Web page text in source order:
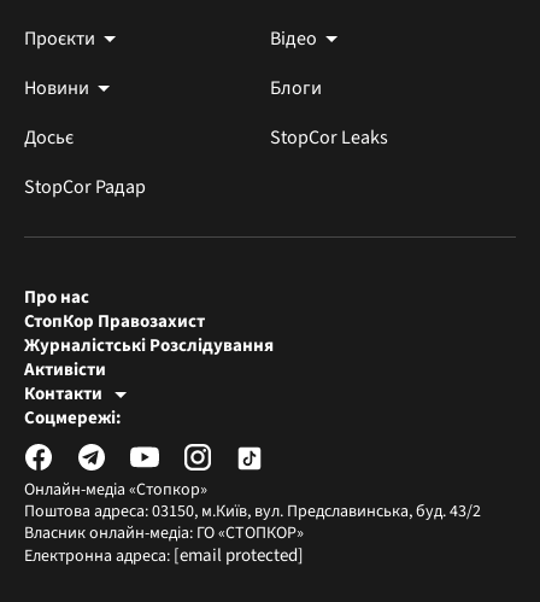
Проєкти
Відео
Новини
Блоги
Досьє
StopCor Leaks
StopCor Радар
Онлайн-медіа «Стопкор»
Поштова адреса: 03150, м.Київ, вул. Предславинська, буд. 43/2
Власник онлайн-медіа: ГО «СТОПКОР»
Електронна адреса: [email protected]
Про нас
СтопКор Правозахист
Журналістські Розслідування
Активісти
Контакти
Редакція СтопКора
Журналісти-розслідувачі
Соцмережі: